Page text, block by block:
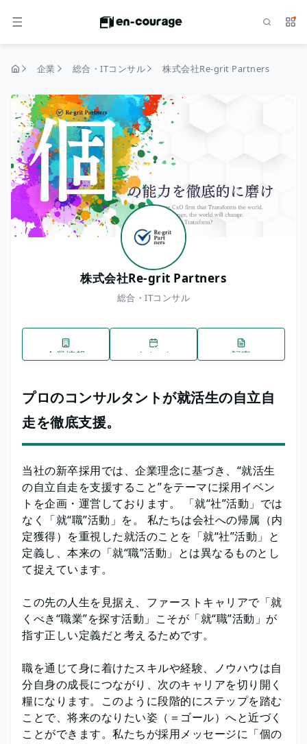
メニュー サ
企業 総合・ITコンサル 株式会社Re-grit Partners
株式会社Re-grit Partners
総合・ITコンサル
企業情報 イベント 記事
プロのコンサルタントが就活生の自立自
走を徹底支援。
当社の新卒採用では、企業理念に基づき、“就活生
の自立自走を支援すること”をテーマに採用イベン
トを企画・運営しております。 「就“社”活動」では
なく「就“職”活動」を。 私たちは会社への帰属（内
定獲得）を重視した就活のことを「就“社”活動」と
定義し、本来の「就“職”活動」とは異なるものとし
て捉えています。
この先の人生を見据え、ファーストキャリアで「就
くべき“職業”を探す活動」こそが「就“職”活動」が
指す正しい定義だと考えるためです。
職を通じて身に着けたスキルや経験、ノウハウは自
分自身の成長につながり、次のキャリアを切り開く
糧になります。このように段階的にステップを踏む
ことで、将来のなりたい姿（＝ゴール）へと近づく
ことができます。私たちが採用メッセージに「個の